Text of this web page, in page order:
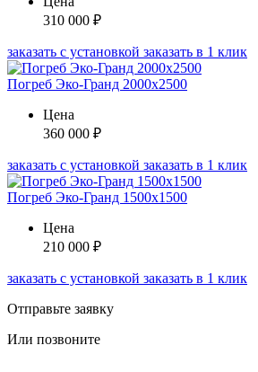
310 000 ₽
заказать с установкой заказать в 1 клик
Погреб Эко-Гранд 2000х2500
Цена
360 000 ₽
заказать с установкой заказать в 1 клик
Погреб Эко-Гранд 1500х1500
Цена
210 000 ₽
заказать с установкой заказать в 1 клик
Отправьте заявку
Или позвоните